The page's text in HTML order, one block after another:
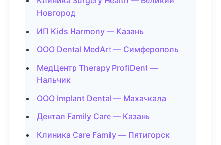
Новгород
ИП Kids Harmony — Казань
ООО Dental MedArt — Симферополь
МедЦентр Therapy ProfiDent —
Нальчик
ООО Implant Dental — Махачкала
Дентал Family Care — Казань
Клиника Care Family — Пятигорск